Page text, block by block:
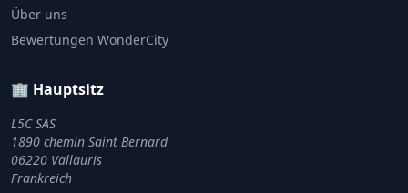
Über uns
Bewertungen WonderCity
🏢 Hauptsitz
L5C SAS
1890 chemin Saint Bernard
06220 Vallauris
Frankreich